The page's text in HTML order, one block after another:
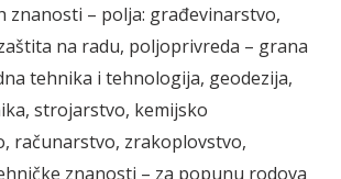
znanosti – polja: građevinarstvo,
na radu, poljoprivreda – grana
tehnika i tehnologija, geodezija,
strojarstvo, kemijsko
računarstvo, zrakoplovstvo,
znanosti – za popunu rodova